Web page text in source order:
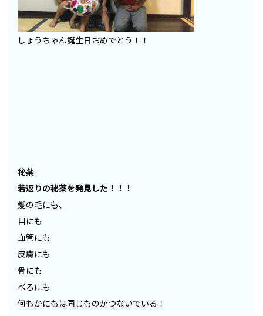
しょうちゃん誕生日おめでとう！！
秘薬
若返りの秘薬を発見した！！！
髪の毛にも、
目にも
血管にも
皮膚にも
骨にも
べろにも
何もかにもは同じものがつないでいる！